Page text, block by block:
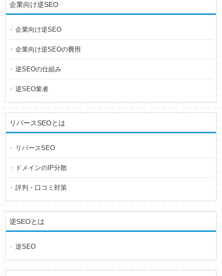
企業向け逆SEO
企業向け逆SEO
企業向け逆SEOの費用
逆SEOの仕組み
逆SEO業者
リバースSEOとは
リバースSEO
ドメインのIP分散
評判・口コミ対策
逆SEOとは
逆SEO